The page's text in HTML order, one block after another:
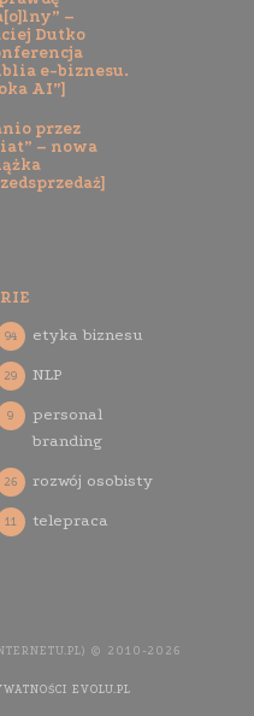
–
Dutko
e-biznesu.
AI”]
przez
– nowa
etyka biznesu
94
NLP
29
personal
branding
9
rozwój osobisty
26
telepraca
11
© 2010-2026
EVOLU.PL